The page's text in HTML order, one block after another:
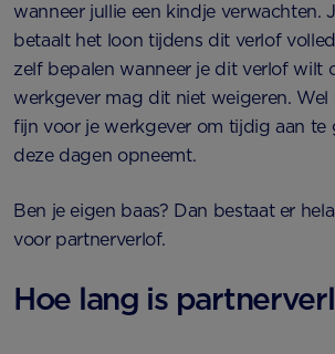
wanneer jullie een kindje verwachten.
betaalt het loon tijdens dit verlof
zelf bepalen wanneer je dit verlof wilt
werkgever mag dit niet weigeren. Wel
fijn voor je werkgever om tijdig aan te
deze dagen opneemt.
Ben je eigen baas? Dan bestaat er
voor partnerverlof.
Hoe lang is